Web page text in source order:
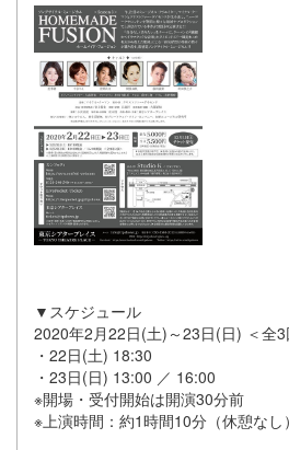
▼スケジュール
2020年2月22日(土)～23日(日) ＜全3
・22日(土) 18:30
・23日(日) 13:00 ／ 16:00
※開場・受付開始は開演30分前
※上演時間：約1時間10分（休憩なし）